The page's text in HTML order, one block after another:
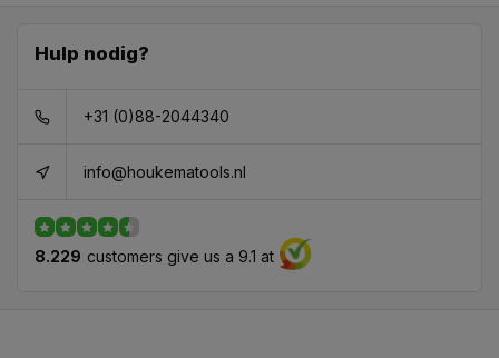
Hulp nodig?
+31 (0)88-2044340
info@houkematools.nl
8.229 customers give us a 9.1 at